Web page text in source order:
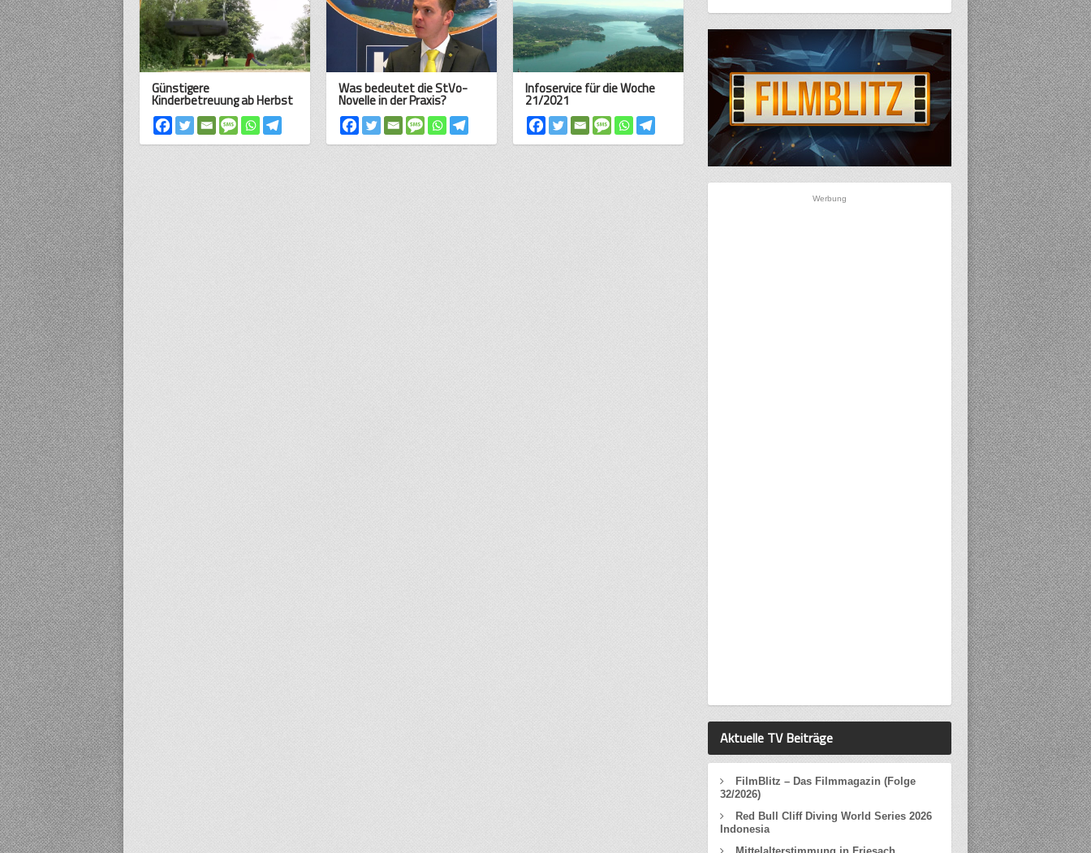
Günstigere
Kinderbetreuung ab Herbst
Was bedeutet die StVo-
Novelle in der Praxis?
Infoservice für die Woche
21/2021
Werbung
Aktuelle TV Beiträge
FilmBlitz – Das Filmmagazin (Folge
32/2026)
Red Bull Cliff Diving World Series 2026
Indonesia